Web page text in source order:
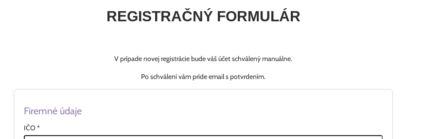
REGISTRAČNÝ FORMULÁR
V prípade novej registrácie bude váš účet schválený manuálne.
Po schválení vám príde email s potvrdením.
Firemné údaje
IČO*